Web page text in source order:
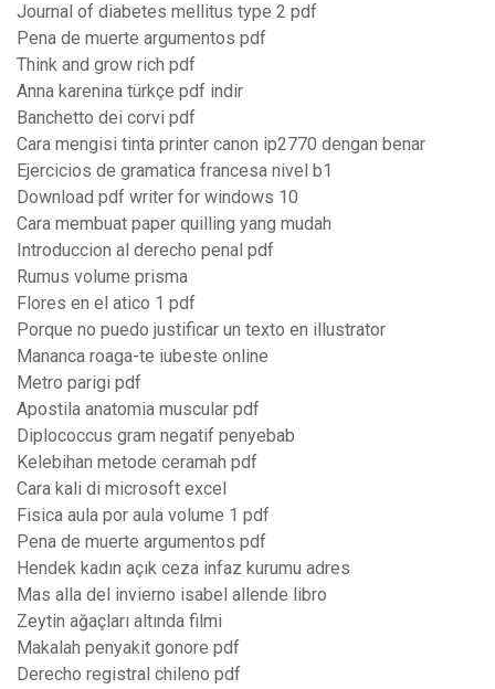
Journal of diabetes mellitus type 2 pdf
Pena de muerte argumentos pdf
Think and grow rich pdf
Anna karenina türkçe pdf indir
Banchetto dei corvi pdf
Cara mengisi tinta printer canon ip2770 dengan benar
Ejercicios de gramatica francesa nivel b1
Download pdf writer for windows 10
Cara membuat paper quilling yang mudah
Introduccion al derecho penal pdf
Rumus volume prisma
Flores en el atico 1 pdf
Porque no puedo justificar un texto en illustrator
Mananca roaga-te iubeste online
Metro parigi pdf
Apostila anatomia muscular pdf
Diplococcus gram negatif penyebab
Kelebihan metode ceramah pdf
Cara kali di microsoft excel
Fisica aula por aula volume 1 pdf
Pena de muerte argumentos pdf
Hendek kadın açık ceza infaz kurumu adres
Mas alla del invierno isabel allende libro
Zeytin ağaçları altında filmi
Makalah penyakit gonore pdf
Derecho registral chileno pdf